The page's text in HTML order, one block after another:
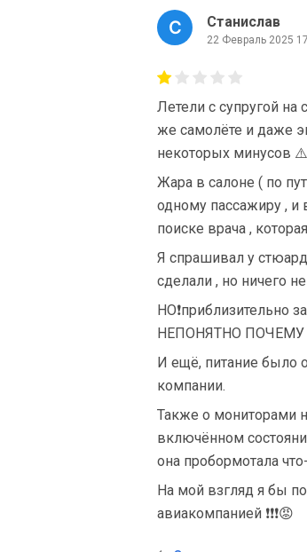
Станислав
22 Февраль 2025
Летели с супругой
же самолёте и даже
некоторых минусов ⚠️
Жара в салоне ( по
одному пассажиру , и
поиске врача ,
Я спрашивал у
сделали , но ничего
НО❗приблизительно
НЕПОНЯТНО ПОЧЕМУ
И ещё, питание было
компании.
Также о мониторами
включённом
она пробормотала
На мой взгляд я бы
авиакомпанией ❗❗❗😡